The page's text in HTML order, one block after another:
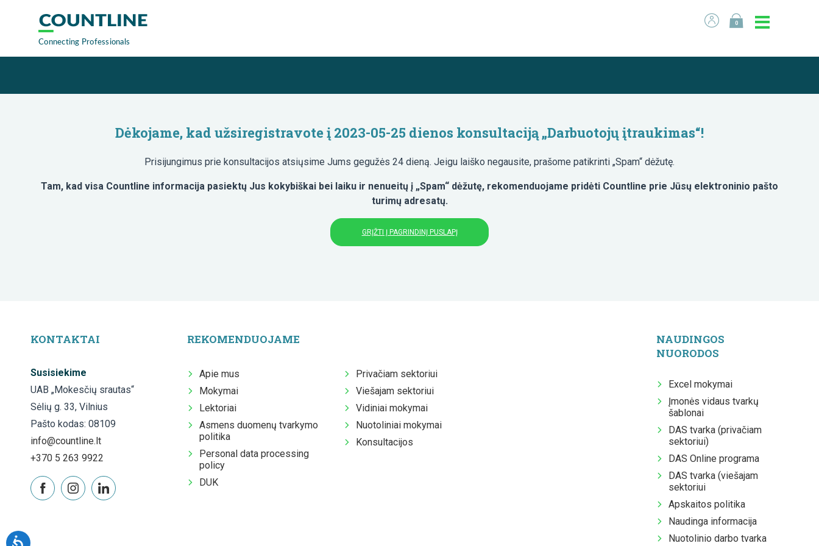
0
Dėkojame, kad užsiregistravote į 2023-05-25 dienos konsultaciją „Darbuotojų įtraukimas“!
Prisijungimus prie konsultacijos atsiųsime Jums gegužės 24 dieną. Jeigu laiško negausite, prašome patikrinti „Spam“ dėžutę.
Tam, kad visa Countline informacija pasiektų Jus kokybiškai bei laiku ir nenueitų į „Spam“ dėžutę, rekomenduojame pridėti Countline prie Jūsų elektroninio pašto
turimų adresatų.
GRĮŽTI Į PAGRINDINĮ PUSLAPĮ
KONTAKTAI
Susisiekime
UAB „Mokesčių srautas“
Sėlių g. 33, Vilnius
Pašto kodas: 08109
info@countline.lt
+370 5 263 9922
REKOMENDUOJAME
Apie mus
Mokymai
Lektoriai
Asmens duomenų tvarkymo
politika
Personal data processing
policy
DUK
Privačiam sektoriui
Viešajam sektoriui
Vidiniai mokymai
Nuotoliniai mokymai
Konsultacijos
NAUDINGOS
NUORODOS
Excel mokymai
Įmonės vidaus tvarkų
šablonai
DAS tvarka (privačiam
sektoriui)
DAS Online programa
DAS tvarka (viešajam
sektoriui
Apskaitos politika
Naudinga informacija
Nuotolinio darbo tvarka